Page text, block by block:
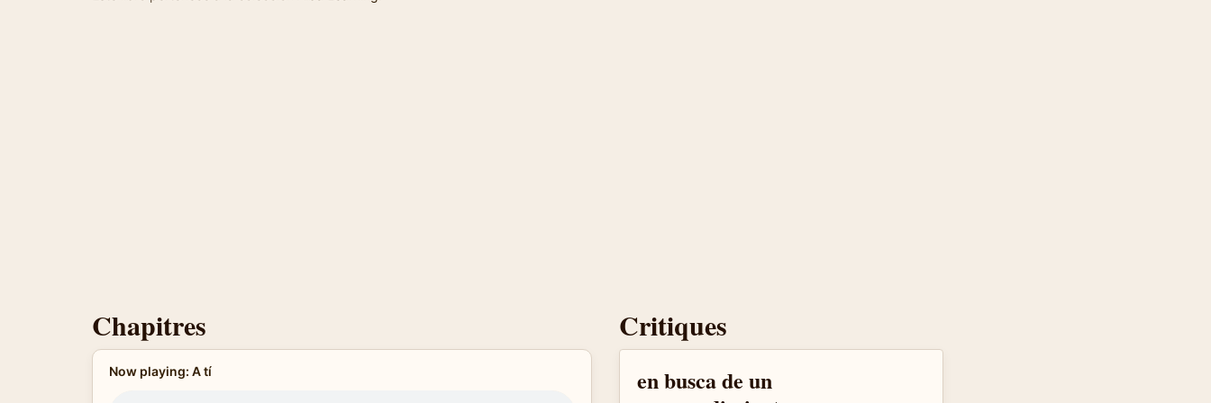
Chapitres
Now playing: A tí
Critiques
en busca de un